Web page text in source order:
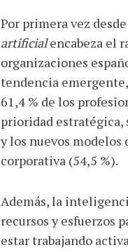
Por primera vez
artificialencabeza el
organizaciones
tendencia
61,4 % de los
prioridad
y los nuevos modelos
corporativa (54,5 %).
Además, la
recursos y esfuerzos
estar trabajando